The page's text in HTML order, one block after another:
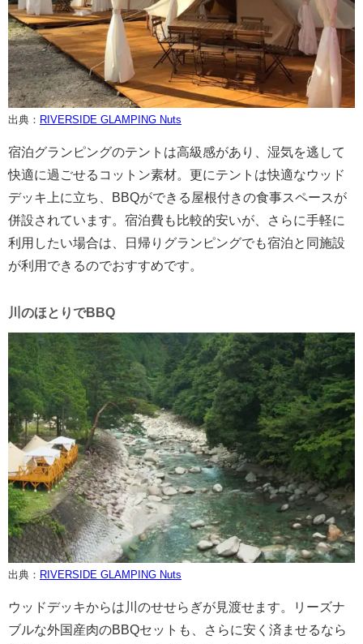
出典： RIVERSIDE GLAMPING Nuts
宿泊グランピングのテントは高級感があり、湿気を逃して
快適に過ごせるコットン素材。更にテントは快適なウッド
デッキ上に立ち、BBQができる屋根付きの食事スペースが
併設されています。宿泊費も比較的安いが、さらに手軽に
利用したい場合は、日帰りグランピングでも宿泊と同施設
が利用できるのでおすすめです。
川のほとりでBBQ
出典： RIVERSIDE GLAMPING Nuts
ウッドデッキからは川のせせらぎが見渡せます。リーズナ
ブルな外国産肉のBBQセットも、さらに安く済ませるなら